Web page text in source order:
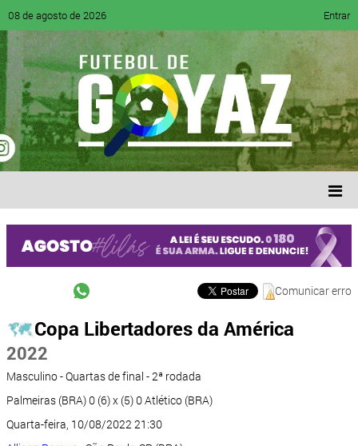
08 de agosto de 2026 Entrar
Comunicar erro
Copa Libertadores da América
2022
Masculino - Quartas de final - 2ª rodada
Palmeiras (BRA) 0 (6) x (5) 0 Atlético (BRA)
Quarta-feira, 10/08/2022 21:30